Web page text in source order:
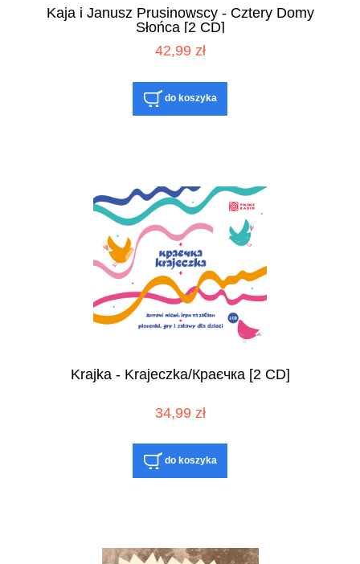
Kaja i Janusz Prusinowscy - Cztery Domy
Słońca [2 CD]
42,99 zł
do koszyka
Krajka - Krajeczka/Краєчка [2 CD]
34,99 zł
do koszyka